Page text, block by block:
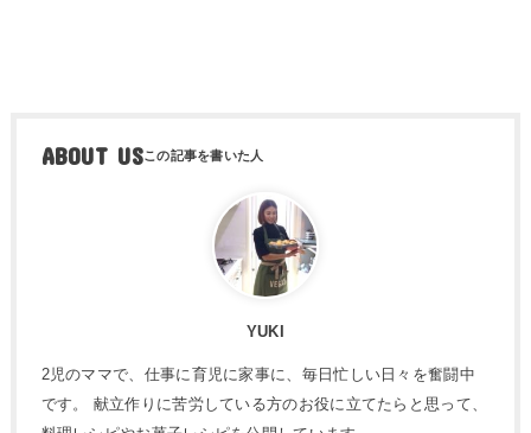
ABOUT US
YUKI
2児のママで、仕事に育児に家事に、毎日忙しい日々を奮闘中
です。 献立作りに苦労している方のお役に立てたらと思って、